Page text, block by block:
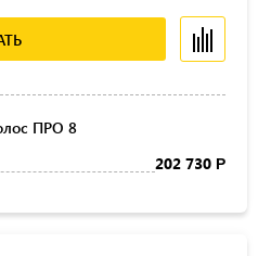
ПРО 8
202 730 Р